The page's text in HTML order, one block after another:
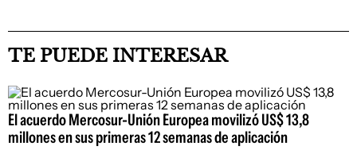
TE PUEDE INTERESAR
El acuerdo Mercosur-Unión Europea movilizó US$ 13,8
millones en sus primeras 12 semanas de aplicación